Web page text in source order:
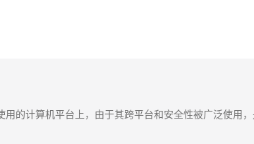
用的计算机平台上，由于其跨平台和安全性被广泛使用